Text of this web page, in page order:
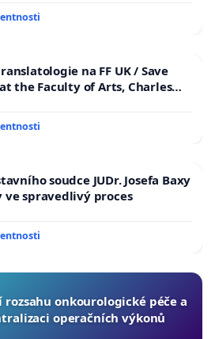
na FF UK / Save
the Faculty of Arts, Charles
soudce JUDr. Josefa Baxy
spravedlivý proces
rozsahu onkourologické péče a
operačních výkonů